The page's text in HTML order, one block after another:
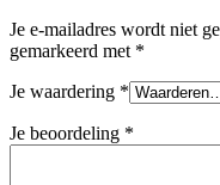
Je e-mailadres wordt niet
gemarkeerd met *
Je waardering *
Je beoordeling *